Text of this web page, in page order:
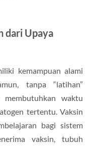
dari Upaya
kemampuan alami
tanpa “latihan”
membutuhkan waktu
tertentu. Vaksin
bagi sistem
vaksin, tubuh